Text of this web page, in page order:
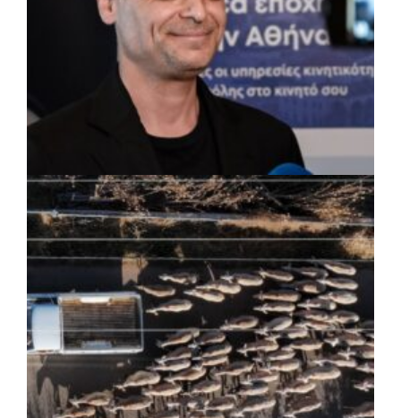
ΡΕΠΟΡΤΑΖ | 07/08/2026 · 17:27
Ο Δούκας για έργα, καθαριότητα και τη
μάχη των επόμενων εκλογών: «Η καλύτερη
μου να κατέβει ο Μπακογιάννης»